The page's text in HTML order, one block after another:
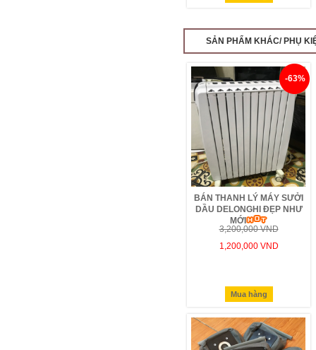
SẢN PHẨM KHÁC/ PHỤ
-63%
BÁN THANH LÝ MÁY SƯỞI
DẦU DELONGHI ĐẸP NHƯ
MỚI
3,200,000 VND
1,200,000 VND
Mua hàng